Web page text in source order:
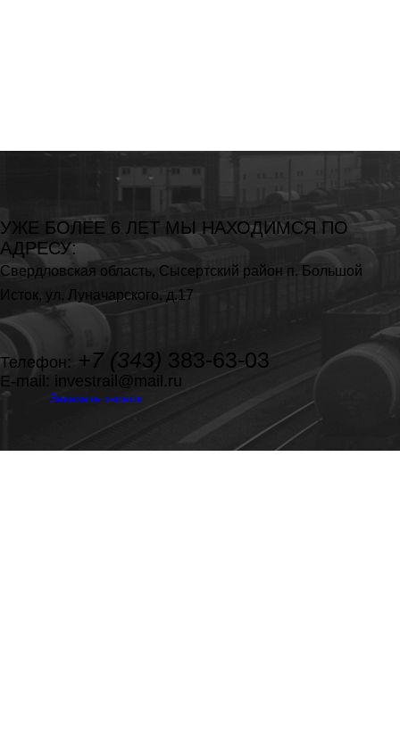
УЖЕ БОЛЕЕ 6 ЛЕТ МЫ НАХОДИМСЯ ПО
АДРЕСУ:
Свердловская область, Сысертский район п. Большой
Исток, ул. Луначарского, д.17
Телефон: +7 (343) 383-63-03
E-mail: investrail@mail.ru
Заказать звонок